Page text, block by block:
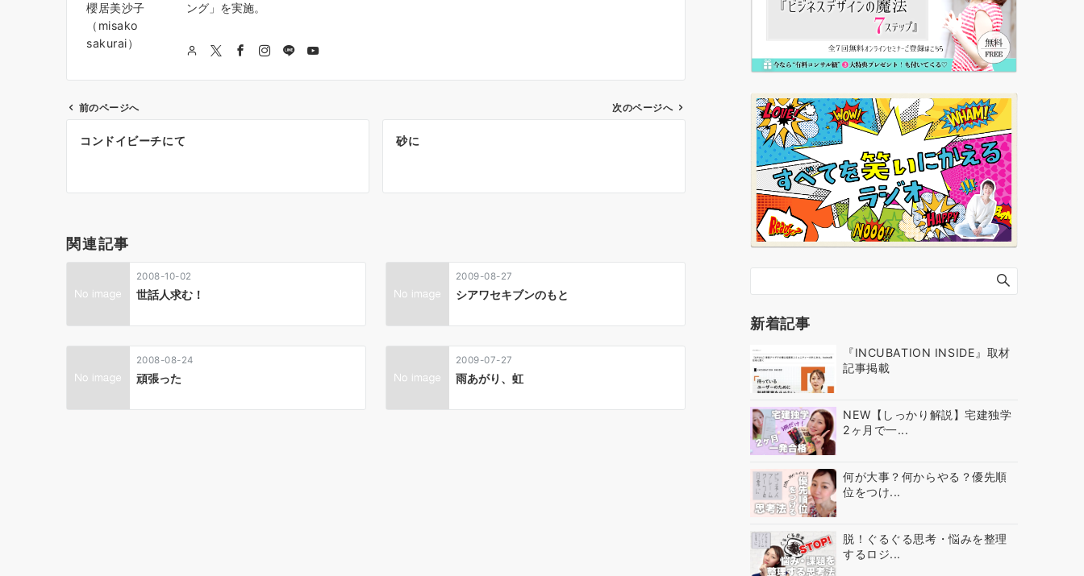
櫻居美沙子
（misako
sakurai）
ング」を実施。
ゲ
ー
シ
ョ
ン
前のページへ
コンドイビーチにて
次のページへ
砂に
関連記事
2008-10-02
世話人求む！
2009-08-27
シアワセキブンのもと
2008-08-24
頑張った
2009-07-27
雨あがり、虹
新着記事
『INCUBATION INSIDE』取材
記事掲載
NEW【しっかり解説】宅建独学
2ヶ月で一...
何が大事？何からやる？優先順
位をつけ...
脱！ぐるぐる思考・悩みを整理
するロジ...